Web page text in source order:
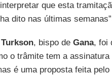
que esta
dito nas últimas
, bispo de Gana, foi
o trâmite tem a
é uma proposta feita pelo